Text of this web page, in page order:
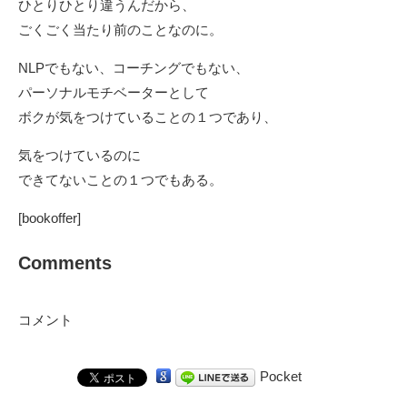
ひとりひとり違うんだから、
ごくごく当たり前のことなのに。
NLPでもない、コーチングでもない、
パーソナルモチベーターとして
ボクが気をつけていることの１つであり、
気をつけているのに
できてないことの１つでもある。
[bookoffer]
Comments
コメント
Pocket